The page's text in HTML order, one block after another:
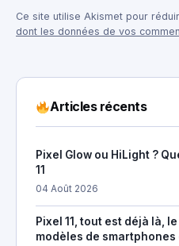
Ce site utilise Akismet pour
dont les données de vos
Articles récents
Pixel Glow ou HiLight ?
11
04 Août 2026
Pixel 11, tout est déjà là,
modèles de smartphones